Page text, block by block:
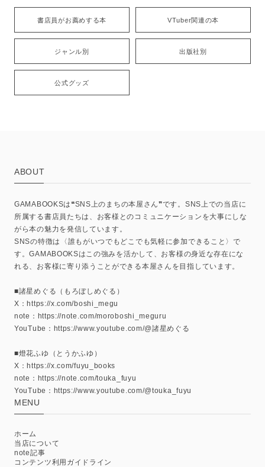
書店員がお薦めする本 VTuber関連の本
ジャンル別 出版社別
公式グッズ
ABOUT
GAMABOOKSは❝SNS上のまちの本屋さん❞です。SNS上での当店に
所属する書店員たちは、お客様とのコミュニケーションを大事にしな
がら本の魅力を発信しています。
SNSの特徴は〈誰もがいつでもどこでも気軽に参加できること〉で
す。GAMABOOKSはこの強みを活かして、お客様の身近な存在にな
れる、お客様に寄り添うことができる本屋さんを目指しています。
■諸星めぐる（もろぼしめぐる）
X：https://x.com/boshi_megu
note：https://note.com/moroboshi_meguru
YouTube：https://www.youtube.com/@諸星めぐる
■燈花ふゆ（とうかふゆ）
X：https://x.com/fuyu_books
note：https://note.com/touka_fuyu
YouTube：https://www.youtube.com/@touka_fuyu
MENU
ホーム
当店について
note記事
コンテンツ利用ガイドライン